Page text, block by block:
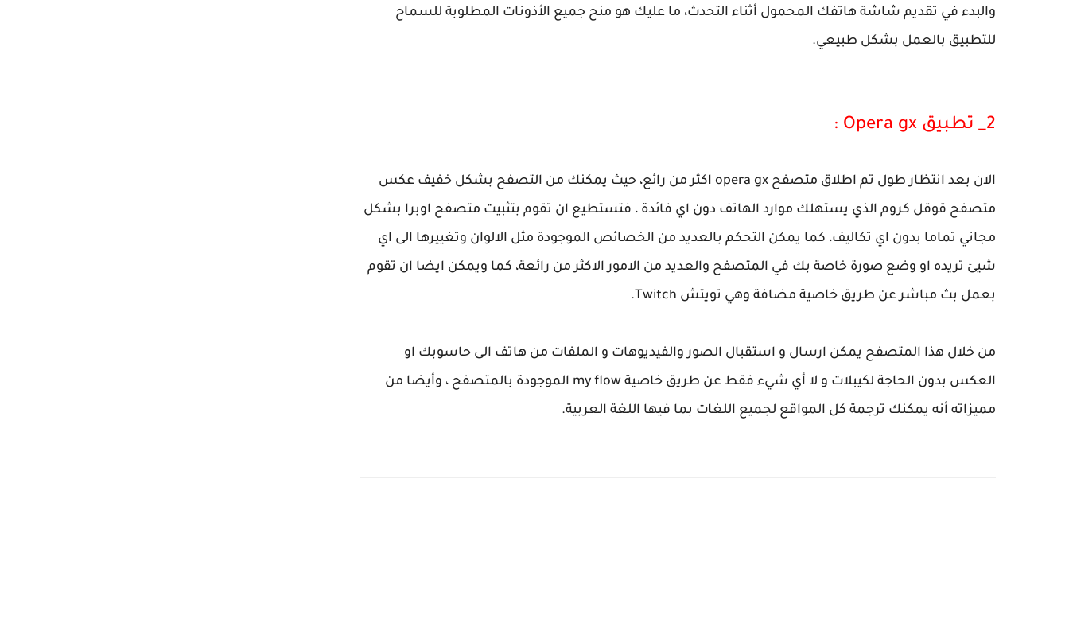
والبدء في تقديم شاشة هاتفك المحمول أثناء التحدث، ما عليك هو منح جميع الأذونات المطلوبة للسماح
للتطبيق بالعمل بشكل طبيعي.
2_ تطبيق Opera gx :
الان بعد انتظار طول تم اطلاق متصفح opera gx اكثر من رائع، حيث يمكنك من التصفح بشكل خفيف عكس
متصفح قوقل كروم الذي يستهلك موارد الهاتف دون اي فائدة ، فتستطيع ان تقوم بتثبيت متصفح اوبرا بشكل
مجاني تماما بدون اي تكاليف، كما يمكن التحكم بالعديد من الخصائص الموجودة مثل الالوان وتغييرها الى اي
شيئ تريده او وضع صورة خاصة بك في المتصفح والعديد من الامور الاكثر من رائعة، كما ويمكن ايضا ان تقوم
بعمل بث مباشر عن طريق خاصية مضافة وهي تويتش Twitch.
من خلال هذا المتصفح يمكن ارسال و استقبال الصور والفيديوهات و الملفات من هاتف الى حاسوبك او
العكس بدون الحاجة لكيبلات و لا أي شيء فقط عن طريق خاصية my flow الموجودة بالمتصفح ، وأيضا من
مميزاته أنه يمكنك ترجمة كل المواقع لجميع اللغات بما فيها اللغة العربية.